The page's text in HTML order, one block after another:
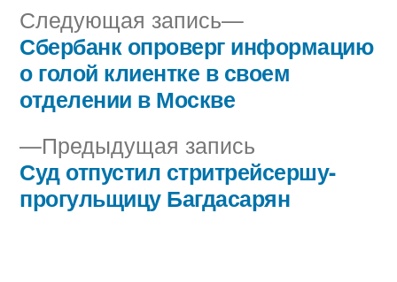
Навигация
по
записям
Предыдущая запись
запись:
Суд отпустил стритрейсершу-
прогульщицу Багдасарян
Следующая запись
Следующая
запись:
Сбербанк опроверг информацию
о голой клиентке в своем
отделении в Москве